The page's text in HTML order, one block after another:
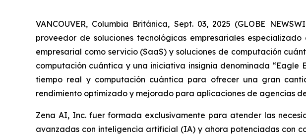
VANCOUVER, Columbia Británica, Sept. 03, 2025 (GLOBE
proveedor de soluciones tecnológicas empresariales
empresarial como servicio (SaaS) y soluciones de computación
computación cuántica y una iniciativa insignia denominada “Eagle
tiempo real y computación cuántica para ofrecer una gran
rendimiento optimizado y mejorado para aplicaciones de agencias
Zena AI, Inc. fuer formada exclusivamente para atender las
avanzadas con inteligencia artificial (IA) y ahora potenciadas con